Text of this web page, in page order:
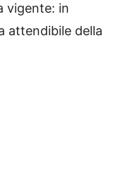
vigente: in
attendibile della